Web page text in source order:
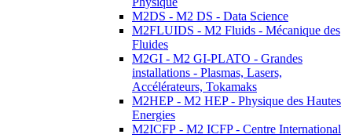
M2DS - M2 DS - Data Science
M2FLUIDS - M2 Fluids - Mécanique des
Fluides
M2GI - M2 GI-PLATO - Grandes
installations - Plasmas, Lasers,
Accélérateurs, Tokamaks
M2HEP - M2 HEP - Physique des Hautes
Energies
M2ICFP - M2 ICFP - Centre International